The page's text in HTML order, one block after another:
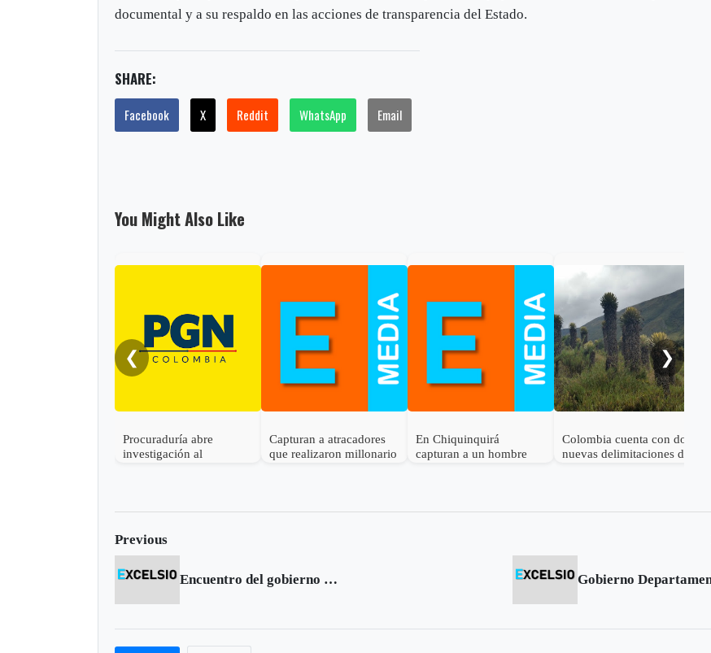
documental y a su respaldo en las acciones de transparencia del Estado.
SHARE:
Facebook X Reddit WhatsApp Email
You Might Also Like
❮
Procuraduría abre
investigación al
política
Capturan a atracadores
que realizaron millonario
En Chiquinquirá
capturan a un hombre
Colombia cuenta con dos
nuevas delimitaciones de
❯
Previous
Encuentro del gobierno con comunidades indígenas